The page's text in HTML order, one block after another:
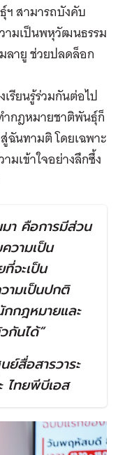
สามารถบังคับ
ามเป็นพหุวัฒนธรรม
ลายู ช่วยปลดล็อก
รียนรู้ร่วมกันต่อไป
ำกฎหมายชาติพันธุ์ก็
ฉันทามติ โดยเฉพาะ
มเข้าใจอย่างลึกซึ้ง
มา คือการมีส่วน
วามเป็น
จะเป็น
ามเป็นปกติ
กฎหมายและ
กันได้”
สื่อสารวาระ
ไทยพีบีเอส